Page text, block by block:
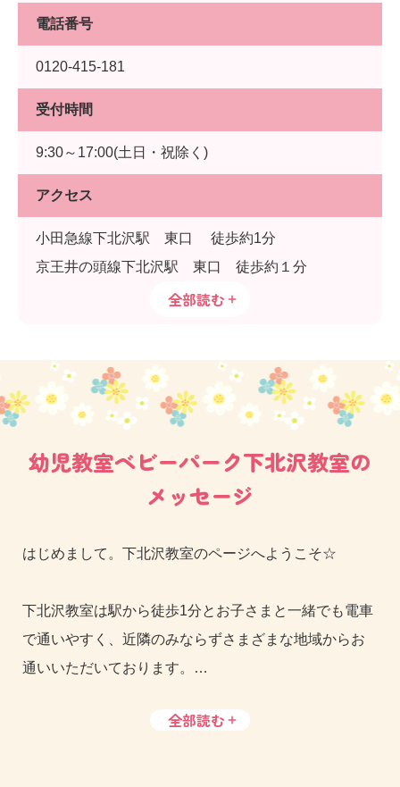
電話番号
0120-415-181
受付時間
9:30～17:00(土日・祝除く)
アクセス
小田急線下北沢駅 東口 徒歩約1分
京王井の頭線下北沢駅 東口 徒歩約１分
全部読む
幼児教室ベビーパーク下北沢教室の
メッセージ
はじめまして。下北沢教室のページへようこそ☆
下北沢教室は駅から徒歩1分とお子さまと一緒でも電車
で通いやすく、近隣のみならずさまざまな地域からお
通いいただいております。
教室の隣のビル3階には三省堂書店があり、児童書や絵
全部読む